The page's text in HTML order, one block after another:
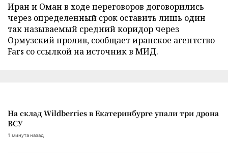
Иран и Оман в ходе переговоров договорились
через определенный срок оставить лишь один
так называемый средний коридор через
Ормузский пролив, сообщает иранское агентство
Fars со ссылкой на источник в МИД.
На склад Wildberries в Екатеринбурге упали три дрона
ВСУ
1 минута назад